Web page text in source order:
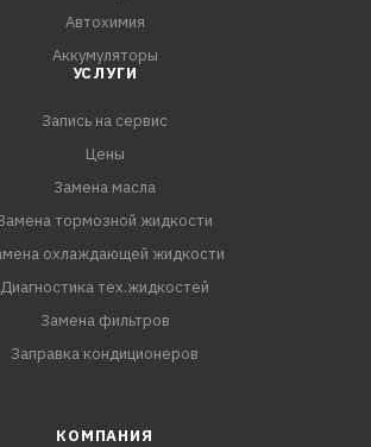
Автохимия
Аккумуляторы
УСЛУГИ
Запись на сервис
Цены
Замена масла
тормозной жидкости
охлаждающей жидкости
Диагностика тех.жидкостей
Замена фильтров
Заправка кондиционеров
КОМПАНИЯ